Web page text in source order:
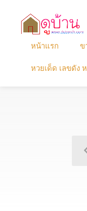
หน้าแรก ข
หวยเด็ด เลขดัง